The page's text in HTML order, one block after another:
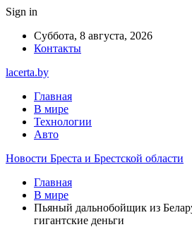
Sign in
Суббота, 8 августа, 2026
Контакты
lacerta.by
Главная
В мире
Технологии
Авто
Новости Бреста и Брестской области
Главная
В мире
Пьяный дальнобойщик из
гигантские деньги